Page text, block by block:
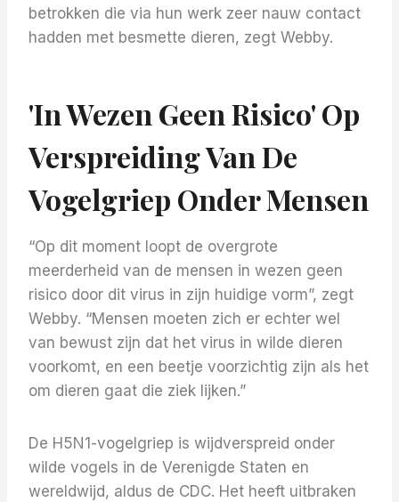
betrokken die via hun werk zeer nauw contact
hadden met besmette dieren, zegt Webby.
'In Wezen Geen Risico' Op
Verspreiding Van De
Vogelgriep Onder Mensen
“Op dit moment loopt de overgrote
meerderheid van de mensen in wezen geen
risico door dit virus in zijn huidige vorm”, zegt
Webby. “Mensen moeten zich er echter wel
van bewust zijn dat het virus in wilde dieren
voorkomt, en een beetje voorzichtig zijn als het
om dieren gaat die ziek lijken.”
De H5N1-vogelgriep is wijdverspreid onder
wilde vogels in de Verenigde Staten en
wereldwijd, aldus de CDC. Het heeft uitbraken